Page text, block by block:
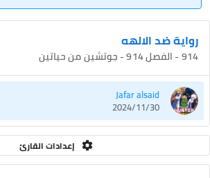
رواية ضد الالهه
914 - الفصل 914 - جوتشين من حياتين
Jafar alsaid
2024/11/30
إعدادات القارئ